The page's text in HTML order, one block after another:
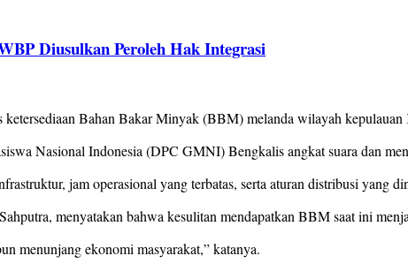
Diusulkan Peroleh Hak Integrasi
Bahan Bakar Minyak (BBM) melanda wilayah kepulauan
Nasional Indonesia (DPC GMNI) Bengkalis angkat suara dan
jam operasional yang terbatas, serta aturan distribusi yang
menyatakan bahwa kesulitan mendapatkan BBM saat ini
menunjang ekonomi masyarakat,” katanya.